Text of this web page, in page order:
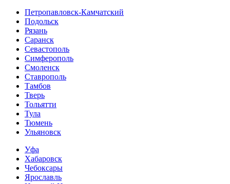
Петропавловск-Камчатский
Подольск
Рязань
Саранск
Севастополь
Симферополь
Смоленск
Ставрополь
Тамбов
Тверь
Тольятти
Тула
Тюмень
Ульяновск
Уфа
Хабаровск
Чебоксары
Ярославль